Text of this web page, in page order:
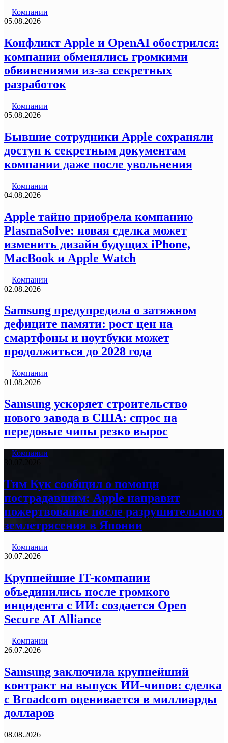
Компании
05.08.2026
Конфликт Apple и OpenAI обострился:
компании обменялись громкими
обвинениями из-за секретных
разработок
Компании
05.08.2026
Бывшие сотрудники Apple сохраняли
доступ к секретным документам
компании даже после увольнения
Компании
04.08.2026
Apple тайно приобрела компанию
PlasmaSolve: новая сделка может
изменить дизайн будущих iPhone,
MacBook и Apple Watch
Компании
02.08.2026
Samsung предупредила о затяжном
дефиците памяти: рост цен на
смартфоны и ноутбуки может
продолжиться до 2028 года
Компании
01.08.2026
Samsung ускоряет строительство
нового завода в США: спрос на
передовые чипы резко вырос
Компании
Тим Кук сообщил о помощи
пострадавшим: Apple направит
пожертвование после разрушительного
землетрясения в Японии
Компании
30.07.2026
Крупнейшие IT-компании
объединились после громкого
инцидента с ИИ: создается Open
Secure AI Alliance
Компании
26.07.2026
Samsung заключила крупнейший
контракт на выпуск ИИ-чипов: сделка
с Broadcom оценивается в миллиарды
долларов
08.08.2026